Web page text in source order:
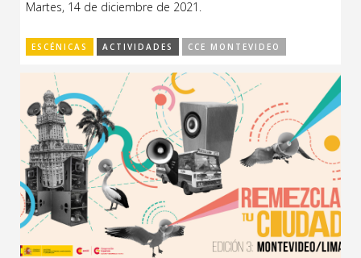
Espacio itinerante de lectura infantil
Formación
Género y Diversidad
Infantil y Juvenil
Letras
Medio Ambiente
Música
Martes, 14 de diciembre de 2021.
ESCÉNICAS ACTIVIDADES CCE MONTEVIDEO